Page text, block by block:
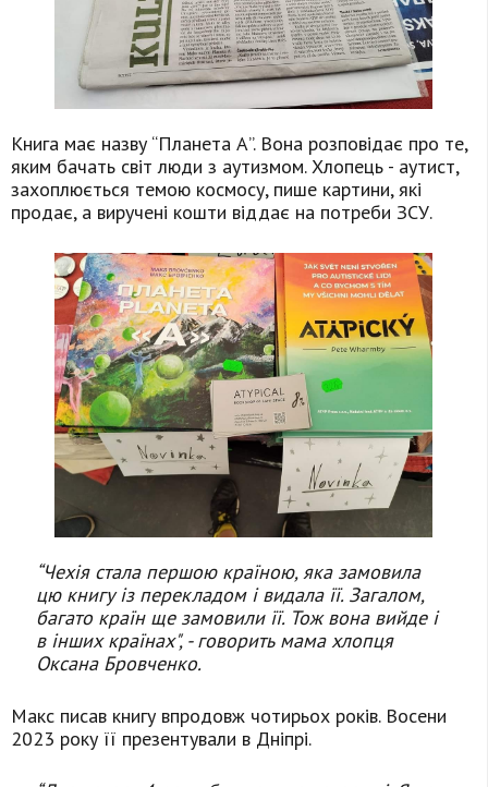
Книга має назву “Планета А”. Вона розповідає про те,
яким бачать світ люди з аутизмом. Хлопець - аутист,
захоплюється темою космосу, пише картини, які
продає, а виручені кошти віддає на потреби ЗСУ.
“Чехія стала першою країною, яка замовила
цю книгу із перекладом і видала її. Загалом,
багато країн ще замовили її. Тож вона вийде і
в інших країнах", - говорить мама хлопця
Оксана Бровченко.
Макс писав книгу впродовж чотирьох років. Восени
2023 року її презентували в Дніпрі.